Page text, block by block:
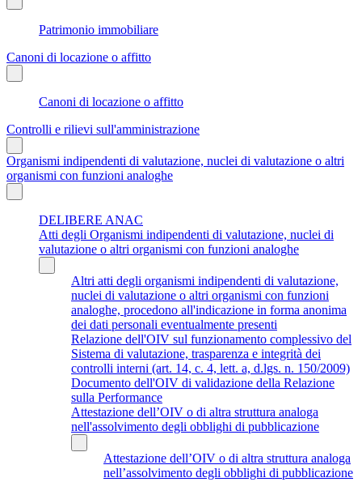
Patrimonio immobiliare
Canoni di locazione o affitto
Canoni di locazione o affitto
Controlli e rilievi sull'amministrazione
Organismi indipendenti di valutazione, nuclei di valutazione o altri
organismi con funzioni analoghe
DELIBERE ANAC
Atti degli Organismi indipendenti di valutazione, nuclei di
valutazione o altri organismi con funzioni analoghe
Altri atti degli organismi indipendenti di valutazione,
nuclei di valutazione o altri organismi con funzioni
analoghe, procedono all'indicazione in forma anonima
dei dati personali eventualmente presenti
Relazione dell'OIV sul funzionamento complessivo del
Sistema di valutazione, trasparenza e integrità dei
controlli interni (art. 14, c. 4, lett. a, d.lgs. n. 150/2009)
Documento dell'OIV di validazione della Relazione
sulla Performance
Attestazione dell’OIV o di altra struttura analoga
nell'assolvimento degli obblighi di pubblicazione
Attestazione dell’OIV o di altra struttura analoga
nell’assolvimento degli obblighi di pubblicazione